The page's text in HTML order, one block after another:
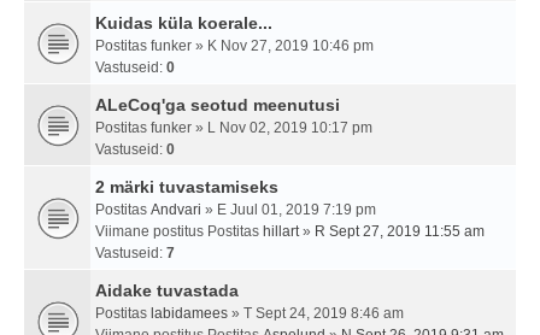
Kuidas küla koerale...
Postitas funker » K Nov 27, 2019 10:46 pm
Vastuseid: 0
ALeCoq'ga seotud meenutusi
Postitas funker » L Nov 02, 2019 10:17 pm
Vastuseid: 0
2 märki tuvastamiseks
Postitas Andvari » E Juul 01, 2019 7:19 pm
Viimane postitus Postitas hillart» R Sept 27, 2019 11:55 am
Vastuseid: 7
Aidake tuvastada
Postitas labidamees » T Sept 24, 2019 8:46 am